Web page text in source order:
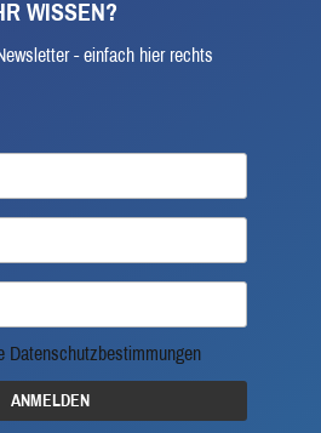
WISSEN?
- einfach hier rechts
Datenschutzbestimmungen